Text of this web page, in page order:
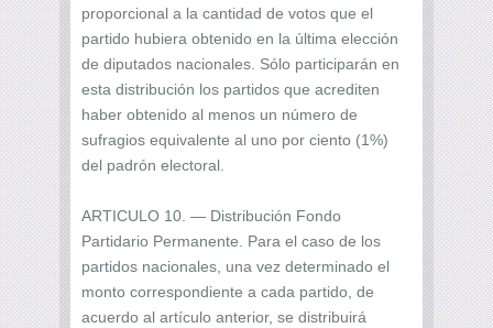
proporcional a la cantidad de votos que el
partido hubiera obtenido en la última elección
de diputados nacionales. Sólo participarán en
esta distribución los partidos que acrediten
haber obtenido al menos un número de
sufragios equivalente al uno por ciento (1%)
del padrón electoral.
ARTICULO 10. — Distribución Fondo
Partidario Permanente. Para el caso de los
partidos nacionales, una vez determinado el
monto correspondiente a cada partido, de
acuerdo al artículo anterior, se distribuirá